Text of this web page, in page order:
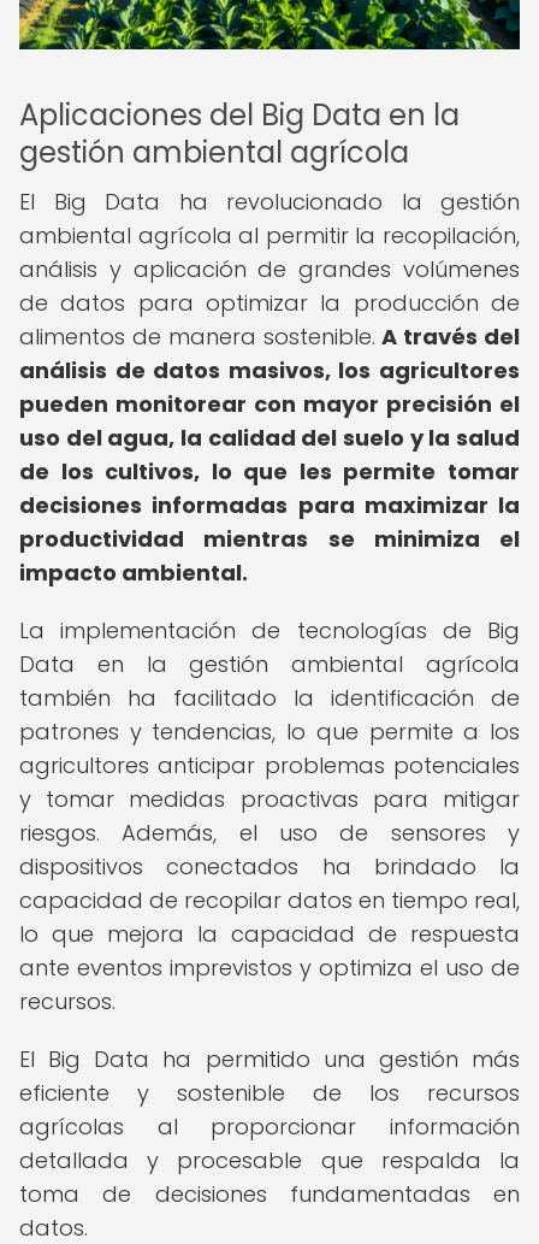
Aplicaciones del Big Data en la
gestión ambiental agrícola
El Big Data ha revolucionado la gestión
ambiental agrícola al permitir la recopilación,
análisis y aplicación de grandes volúmenes
de datos para optimizar la producción de
alimentos de manera sostenible.A través del
análisis de datos masivos, los agricultores
pueden monitorear con mayor precisión el
uso del agua, la calidad del suelo y la salud
de los cultivos, lo que les permite tomar
decisiones informadas para maximizar la
productividad mientras se minimiza el
impacto ambiental.
La implementación de tecnologías de Big
Data en la gestión ambiental agrícola
también ha facilitado la identificación de
patrones y tendencias, lo que permite a los
agricultores anticipar problemas potenciales
y tomar medidas proactivas para mitigar
riesgos. Además, el uso de sensores y
dispositivos conectados ha brindado la
capacidad de recopilar datos en tiempo real,
lo que mejora la capacidad de respuesta
ante eventos imprevistos y optimiza el uso de
recursos.
El Big Data ha permitido una gestión más
eficiente y sostenible de los recursos
agrícolas al proporcionar información
detallada y procesable que respalda la
toma de decisiones fundamentadas en
datos.